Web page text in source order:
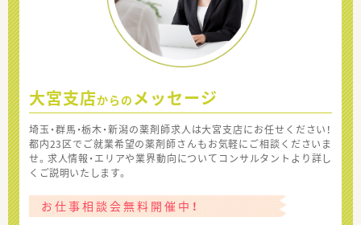
大宮支店からの メッセージ
埼玉・群馬・栃木・新潟の薬剤師求人は大宮支店にお任せください！
都内23区でご就業希望の薬剤師さんもお気軽にご相談くださいま
せ。求人情報・エリアや業界動向についてコンサルタントより詳し
くご説明いたします。
お仕事相談会無料開催中！